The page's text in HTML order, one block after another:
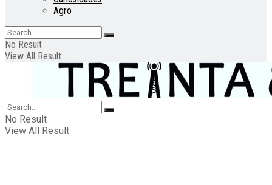
Agro
No Result
View All Result
No Result
View All Result